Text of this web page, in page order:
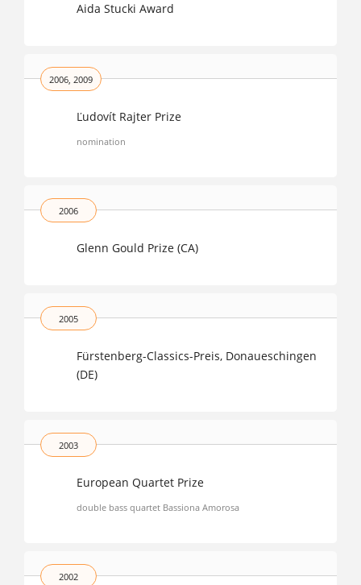
Aida Stucki Award
2006, 2009
Ľudovít Rajter Prize
nomination
2006
Glenn Gould Prize (CA)
2005
Fürstenberg-Classics-Preis, Donaueschingen
(DE)
2003
European Quartet Prize
double bass quartet Bassiona Amorosa
2002